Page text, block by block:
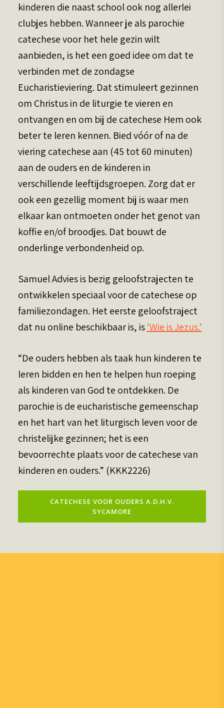
kinderen die naast school ook nog allerlei
clubjes hebben. Wanneer je als parochie
catechese voor het hele gezin wilt
aanbieden, is het een goed idee om dat te
verbinden met de zondagse
Eucharistieviering. Dat stimuleert gezinnen
om Christus in de liturgie te vieren en
ontvangen en om bij de catechese Hem ook
beter te leren kennen. Bied vóór of na de
viering catechese aan (45 tot 60 minuten)
aan de ouders en de kinderen in
verschillende leeftijdsgroepen. Zorg dat er
ook een gezellig moment bij is waar men
elkaar kan ontmoeten onder het genot van
koffie en/of broodjes. Dat bouwt de
onderlinge verbondenheid op.
Samuel Advies is bezig geloofstrajecten te
ontwikkelen speciaal voor de catechese op
familiezondagen. Het eerste geloofstraject
dat nu online beschikbaar is, is‘Wie is Jezus.’
“De ouders hebben als taak hun kinderen te
leren bidden en hen te helpen hun roeping
als kinderen van God te ontdekken. De
parochie is de eucharistische gemeenschap
en het hart van het liturgisch leven voor de
christelijke gezinnen; het is een
bevoorrechte plaats voor de catechese van
kinderen en ouders.” (KKK2226)
CATECHESE VOOR OUDERS A.D.H.V.
SYCAMORE